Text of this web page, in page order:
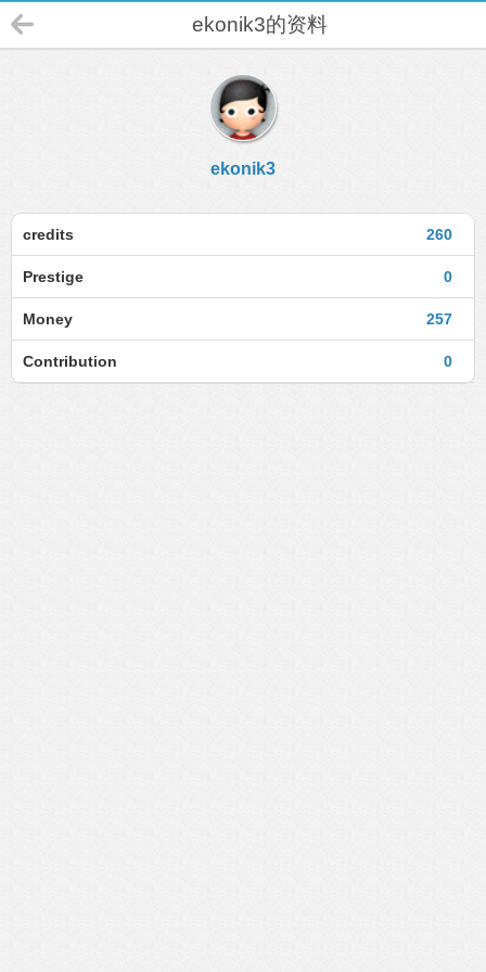
ekonik3的资料
ekonik3
260
credits
0
Prestige
257
Money
0
Contribution